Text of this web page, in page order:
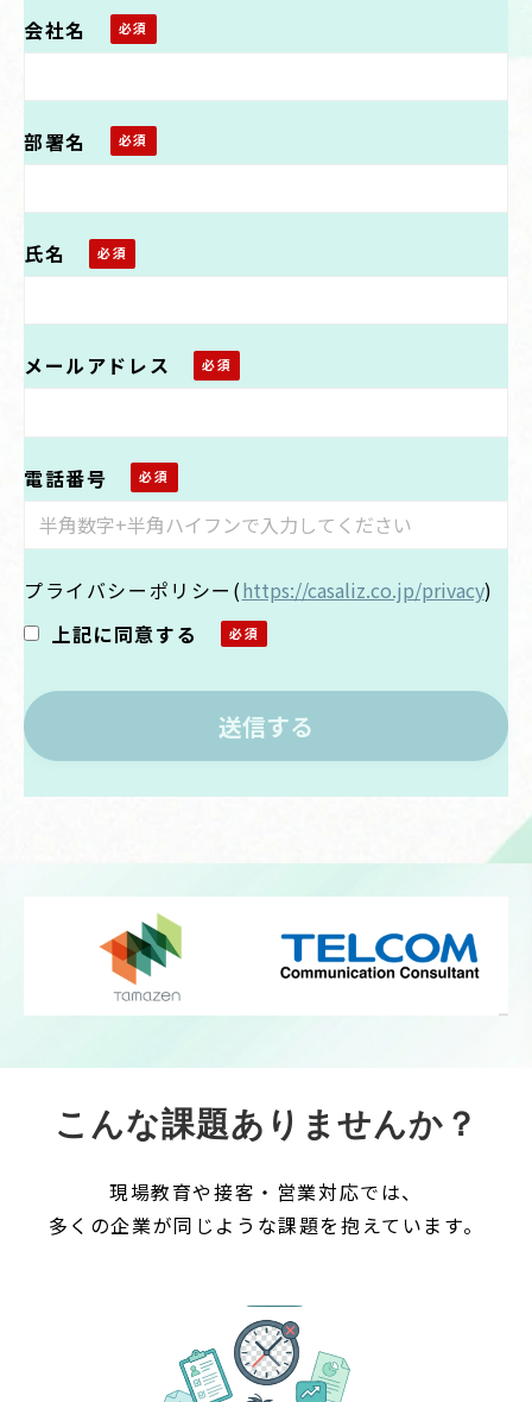
会社名
部署名
氏名
メールアドレス
電話番号
プライバシーポリシー (https://casaliz.co.jp/privacy)
上記に同意する
こんな課題ありませんか？
現場教育や接客・営業対応では、
多くの企業が同じような課題を抱えています。